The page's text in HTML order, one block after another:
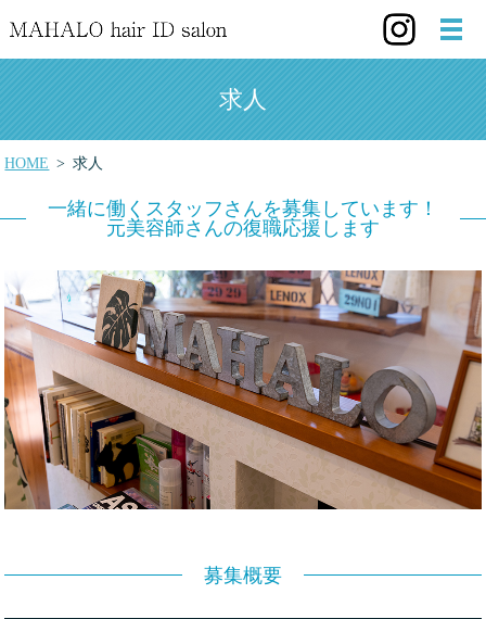
求人
HOME 求人
一緒に働くスタッフさんを募集しています！
元美容師さんの復職応援します
募集概要